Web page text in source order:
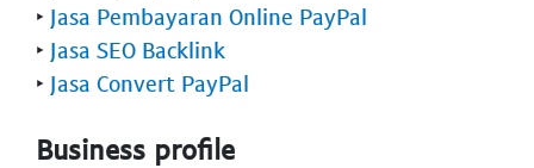
‣ Jasa Pembayaran Online PayPal
‣ Jasa SEO Backlink
‣ Jasa Convert PayPal
Business profile